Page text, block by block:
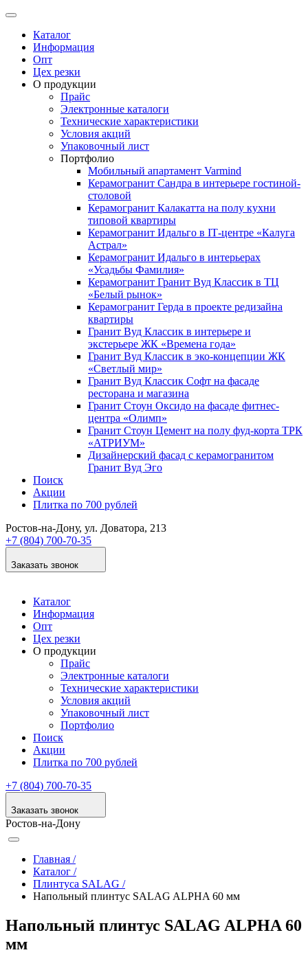
Каталог
Информация
Опт
Цех резки
О продукции
Прайс
Электронные каталоги
Технические характеристики
Условия акций
Упаковочный лист
Портфолио
Мобильный апартамент Varmind
Керамогранит Сандра в интерьере гостиной-
столовой
Керамогранит Калакатта на полу кухни
типовой квартиры
Керамогранит Идальго в IТ-центре «Калуга
Астрал»
Керамогранит Идальго в интерьерах
«Усадьбы Фамилия»
Керамогранит Гранит Вуд Классик в ТЦ
«Белый рынок»
Керамогранит Герда в проекте редизайна
квартиры
Гранит Вуд Классик в интерьере и
экстерьере ЖК «Времена года»
Гранит Вуд Классик в эко-концепции ЖК
«Светлый мир»
Гранит Вуд Классик Софт на фасаде
ресторана и магазина
Гранит Стоун Оксидо на фасаде фитнес-
центра «Олимп»
Гранит Стоун Цемент на полу фуд-корта ТРК
«АТРИУМ»
Дизайнер­ский фасад с керамогранитом
Гранит Вуд Эго
Поиск
Акции
Плитка по 700 рублей
Ростов-на-Дону, ул. Доватора, 213
+7 (804) 700-70-35
Заказать звонок
Каталог
Информация
Опт
Цех резки
О продукции
Прайс
Электронные каталоги
Технические характеристики
Условия акций
Упаковочный лист
Портфолио
Поиск
Акции
Плитка по 700 рублей
+7 (804) 700-70-35
Заказать звонок
Ростов-на-Дону
Главная /
Каталог /
Плинтуса SALAG /
Напольный плинтус SALAG ALPHA 60 мм
Напольный плинтус SALAG ALPHA 60
мм